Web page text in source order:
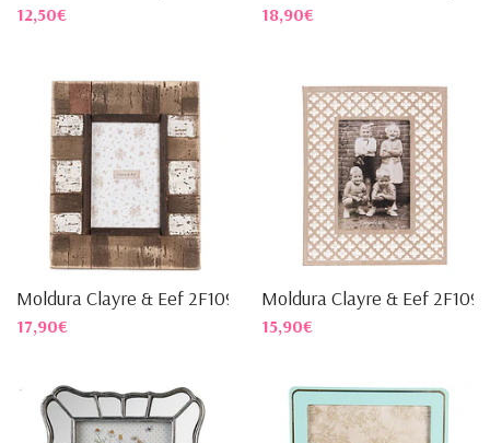
12,50€ 18,90€
Moldura Clayre & Eef 2F1093
17,90€
Moldura Clayre & Eef 2F1094
15,90€